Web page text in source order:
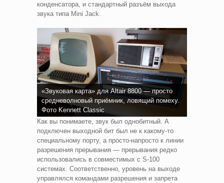
конденсатора, и стандартный разъём выхода
звука типа Mini Jack.
«Звуковая карта» для Altair 8800 — просто
средневолновый приёмник, ловящий помеху.
Фото Kennett Classic
Как вы понимаете, звук был однобитный. А
подключен выходной бит был не к какому-то
специальному порту, а просто-напросто к линии
разрешения прерывания — прерывания редко
использовались в совместимых с S-100
системах. Соответственно, уровень на выходе
управлялся командами разрешения и запрета